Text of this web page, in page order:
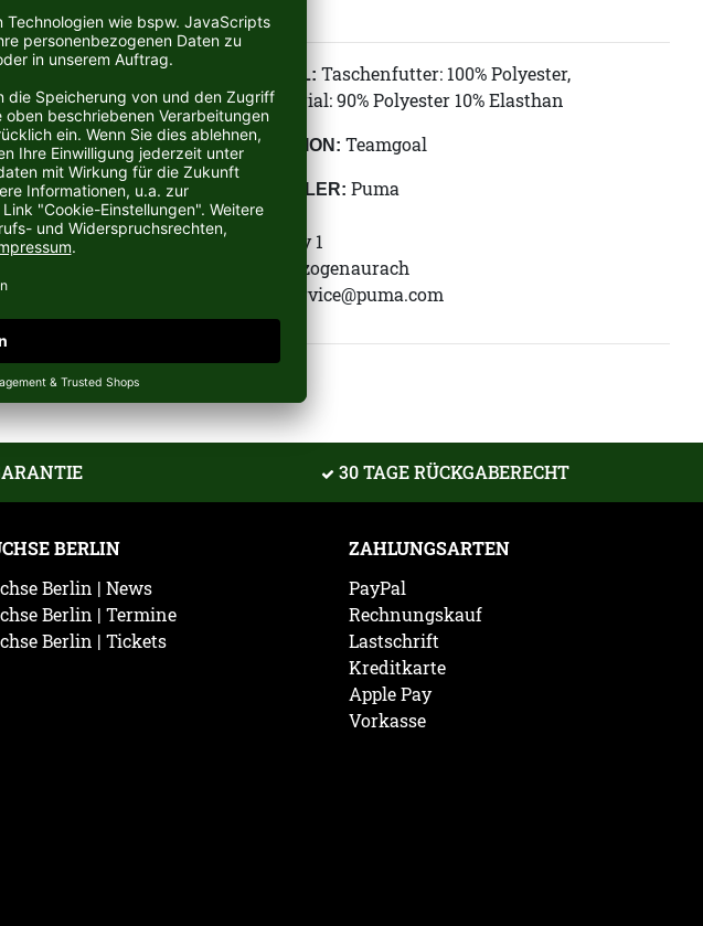
Puma aus
MATERIAL: Taschenfutter: 100% Polyester,
Obermaterial: 90% Polyester 10% Elasthan
KOLLEKTION: Teamgoal
HERSTELLER: Puma
Puma SE
Puma Way 1
91074 Herzogenaurach
service@puma.com
30 TAGE RÜCKGABERECHT
BERLIN
Berlin | News
Berlin | Termine
Berlin | Tickets
ZAHLUNGSARTEN
PayPal
Rechnungskauf
Lastschrift
Kreditkarte
Apple Pay
Vorkasse